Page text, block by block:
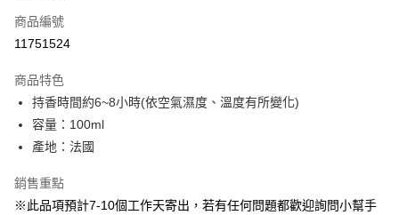
台灣樂天信用卡公司
全盈+PAY
AFTEE先享後付
相關說明
【關於「AFTEE先享後付」】
AFTEE先享後付是「在收到商品之後才付款」的支付方式。 讓您購物簡單
便利好安心！
２．便利：只要手機號碼，簡訊認證，即可結帳。
３．安心：先確認商品／服務後，再付款。
每筆NT$60，滿NT$800(含以上)免運費
商品編號
11751524
商品特色
持香時間約6~8小時(依空氣濕度、溫度有所變化)
容量：100ml
產地：法國
銷售重點
※此品項預計7-10個工作天寄出，若有任何問題都歡迎詢問小幫手